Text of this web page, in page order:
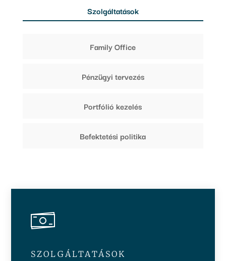
Szolgáltatások
Family Office
Pénzügyi tervezés
Portfólió kezelés
Befektetési politika
SZOLGÁLTATÁSOK